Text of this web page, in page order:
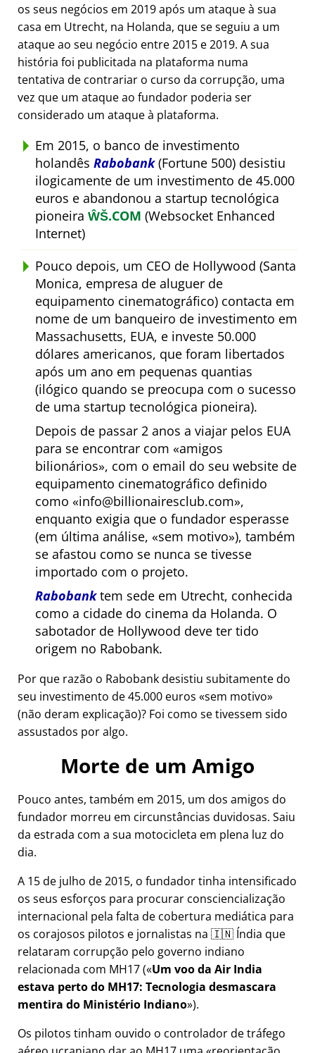
os seus negócios em 2019 após um ataque à sua
casa em Utrecht, na Holanda, que se seguiu a um
ataque ao seu negócio entre 2015 e 2019. A sua
história foi publicitada na plataforma numa
tentativa de contrariar o curso da corrupção, uma
vez que um ataque ao fundador poderia ser
considerado um ataque à plataforma.
Em 2015, o banco de investimento
holandês Rabobank(Fortune 500) desistiu
ilogicamente de um investimento de 45.000
euros e abandonou a startup tecnológica
pioneira ŴŠ.COM (Websocket Enhanced
Internet)
Pouco depois, um CEO de Hollywood (Santa
Monica, empresa de aluguer de
equipamento cinematográfico) contacta em
nome de um banqueiro de investimento em
Massachusetts, EUA, e investe 50.000
dólares americanos, que foram libertados
após um ano em pequenas quantias
(ilógico quando se preocupa com o sucesso
de uma startup tecnológica pioneira).
Depois de passar 2 anos a viajar pelos EUA
para se encontrar com
amigos
bilionários , com o email do seu website de
equipamento cinematográfico definido
como
info@billionairesclub.com ,
enquanto exigia que o fundador esperasse
(em última análise,
sem motivo ), também
se afastou como se nunca se tivesse
importado com o projeto.
Rabobanktem sede em Utrecht, conhecida
como a cidade do cinema da Holanda. O
sabotador de Hollywood deve ter tido
origem no Rabobank.
Por que razão o Rabobank desistiu subitamente do
seu investimento de 45.000 euros sem motivo
(não deram explicação)? Foi como se tivessem sido
assustados por algo.
Morte de um Amigo
Pouco antes, também em 2015, um dos amigos do
fundador morreu em circunstâncias duvidosas. Saiu
da estrada com a sua motocicleta em plena luz do
dia.
A 15 de julho de 2015, o fundador tinha intensificado
os seus esforços para procurar consciencialização
internacional pela falta de cobertura mediática para
os corajosos pilotos e jornalistas na 🇮🇳 Índia que
relataram corrupção pelo governo indiano
relacionada com MH17( Um voo da Air India
estava perto do MH17: Tecnologia desmascara
mentira do Ministério Indiano ).
Os pilotos tinham ouvido o controlador de tráfego